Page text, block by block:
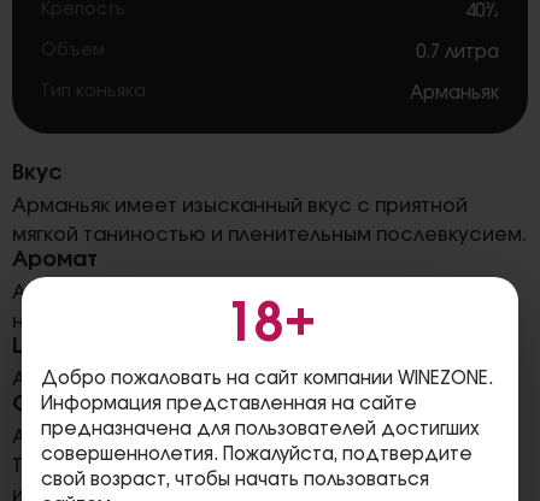
Крепость 40%
Объем 0.7 литра
Тип коньяка Арманьяк
Вкус
Арманьяк имеет изысканный вкус с приятной
мягкой таниностью и пленительным послевкусием.
Аромат
Арманьяк обладает роскошным ароматом с
нотами поджаренного хлеба, лакрицы и какао.
Цвет
Арманьяк великолепного янтарного цвета.
Сочетания
Арманьяк является превосходным дижестивом.
Также он сочетается с изысканными колбасными
изделиями, блюдами гасконской кухни, фуа-гра.
18+
Добро пожаловать на сайт компании WINEZONE.
Информация представленная на сайте
предназначена для пользователей достигших
совершеннолетия. Пожалуйста, подтвердите
свой возраст, чтобы начать пользоваться